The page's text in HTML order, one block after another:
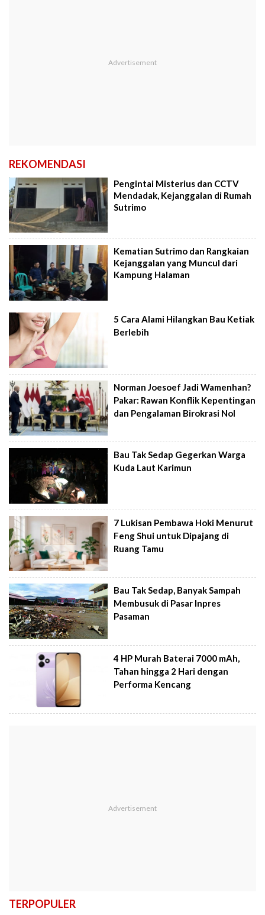
REKOMENDASI
Pengintai Misterius dan CCTV
Mendadak, Kejanggalan di Rumah
Sutrimo
Kematian Sutrimo dan Rangkaian
Kejanggalan yang Muncul dari
Kampung Halaman
5 Cara Alami Hilangkan Bau Ketiak
Berlebih
Norman Joesoef Jadi Wamenhan?
Pakar: Rawan Konflik Kepentingan
dan Pengalaman Birokrasi Nol
Bau Tak Sedap Gegerkan Warga
Kuda Laut Karimun
7 Lukisan Pembawa Hoki Menurut
Feng Shui untuk Dipajang di
Ruang Tamu
Bau Tak Sedap, Banyak Sampah
Membusuk di Pasar Inpres
Pasaman
4 HP Murah Baterai 7000 mAh,
Tahan hingga 2 Hari dengan
Performa Kencang
TERPOPULER